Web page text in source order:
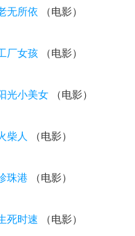
无所依 （电影）
厂女孩 （电影）
光小美女 （电影）
柴人 （电影）
珠港 （电影）
死时速 （电影）